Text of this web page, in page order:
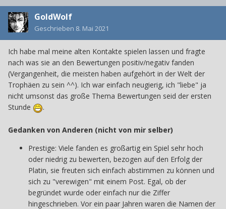
GoldWolf
Geschrieben 8. Mai 2021
Ich habe mal meine alten Kontakte spielen lassen und fragte
nach was sie an den Bewertungen positiv/negativ fanden
(Vergangenheit, die meisten haben aufgehört in der Welt der
Trophäen zu sein ^^). Ich war einfach neugierig, ich "liebe" ja
nicht umsonst das große Thema Bewertungen seid der ersten
Stunde
.
Gedanken von Anderen (nicht von mir selber)
Prestige: Viele fanden es großartig ein Spiel sehr hoch
oder niedrig zu bewerten, bezogen auf den Erfolg der
Platin, sie freuten sich einfach abstimmen zu können und
sich zu "verewigen" mit einem Post. Egal, ob der
begründet wurde oder einfach nur die Ziffer
hingeschrieben. Vor ein paar Jahren waren die Namen der